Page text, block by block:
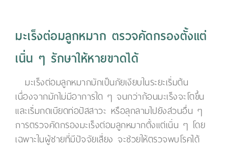
มะเร็งต่อมลูกหมาก ตรวจคัดกรองตั้งแต่
เนิ่น ๆ รักษาให้หายขาดได้
มะเร็งต่อมลูกหมากมักเป็นภัยเงียบในระยะเริ่มต้น
เนื่องจากมักไม่มีอาการใด ๆ จนกว่าก้อนมะเร็งจะโตขึ้น
และเริ่มกดเบียดท่อปัสสาวะ หรือลุกลามไปยังส่วนอื่น ๆ
การตรวจคัดกรองมะเร็งต่อมลูกหมากตั้งแต่เนิ่น ๆ โดย
เฉพาะในผู้ชายที่มีปัจจัยเสี่ยง จะช่วยให้ตรวจพบโรคได้